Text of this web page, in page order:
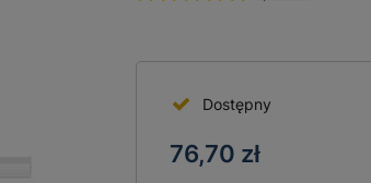
Dostępny
76,70 zł